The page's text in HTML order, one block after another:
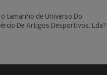
tamanho de Universo Do
De Artigos Desportivos, Lda?